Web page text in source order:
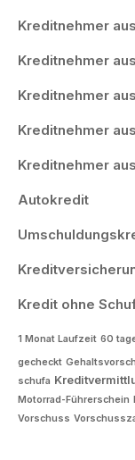
Kreditnehmer
Kreditnehmer
Kreditnehmer
Kreditnehmer
Kreditnehmer
Autokredit
Kredit ohne
1 Monat Laufzeit 60
gecheckt
schufa
Motorrad-Führerschein
Vorschuss